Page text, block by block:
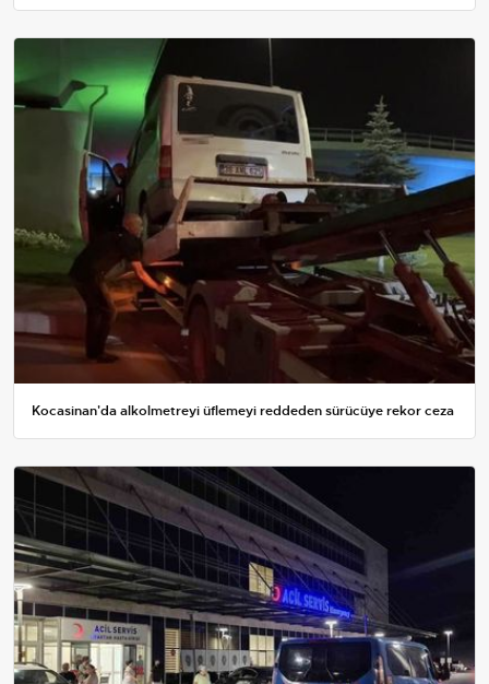
Kocasinan'da alkolmetreyi üflemeyi reddeden sürücüye rekor ceza